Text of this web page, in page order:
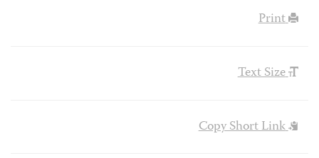
Print
Text Size
Copy Short Link